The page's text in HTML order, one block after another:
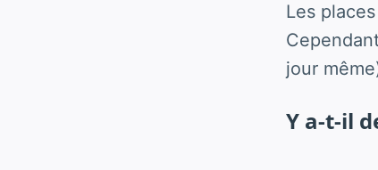
Les
jour
Y a-t-il